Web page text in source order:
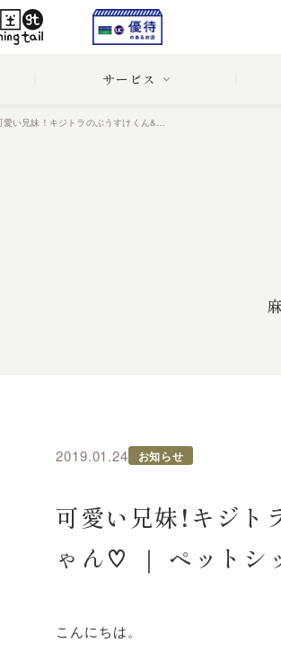
サービス
可愛い兄妹！キジトラのぷうすけくん&ヨークシャーテリアのあいちゃん♡ ｜ ペットシッターご利用 （東京・目黒区）
2019.01.24 お知らせ
可愛い兄妹！キジ
ゃん♡ ｜ ペットシ
こんにちは。